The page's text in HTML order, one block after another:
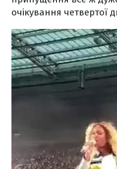
очікування четвертої